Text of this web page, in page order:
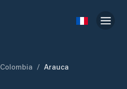
Colombia / Arauca